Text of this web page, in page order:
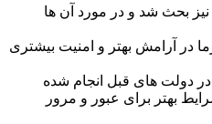
بحث شد و در مورد آن‌ ها
در آرامش بهتر و امنیت بیشتری
دولت‌ های قبل انجام شده
بهتر برای عبور و مرور